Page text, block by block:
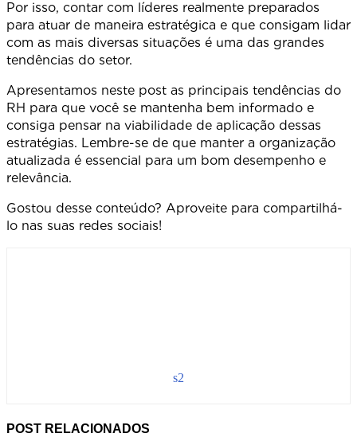
Por isso, contar com líderes realmente preparados
para atuar de maneira estratégica e que consigam lidar
com as mais diversas situações é uma das grandes
tendências do setor.
Apresentamos neste post as principais tendências do
RH para que você se mantenha bem informado e
consiga pensar na viabilidade de aplicação dessas
estratégias. Lembre-se de que manter a organização
atualizada é essencial para um bom desempenho e
relevância.
Gostou desse conteúdo? Aproveite para compartilhá-
lo nas suas redes sociais!
s2
POST RELACIONADOS